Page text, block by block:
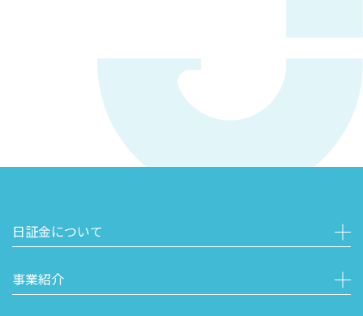
日証金について
事業紹介